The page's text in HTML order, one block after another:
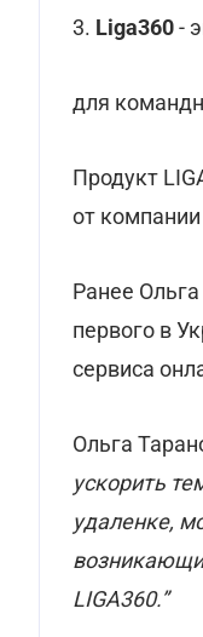
3. Liga360-
для
Продукт
от компании
Ранее
первого в
сервиса
Ольга
ускорить
удаленке,
LIGA360.”